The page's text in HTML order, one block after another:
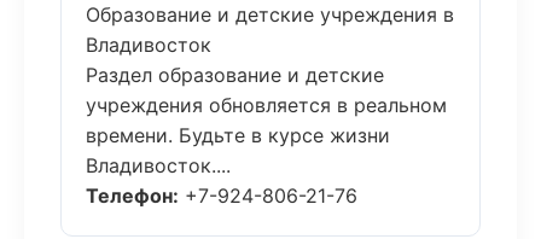
Образование и детские учреждения в
Владивосток
Раздел образование и детские
учреждения обновляется в реальном
времени. Будьте в курсе жизни
Владивосток....
Телефон: +7-924-806-21-76